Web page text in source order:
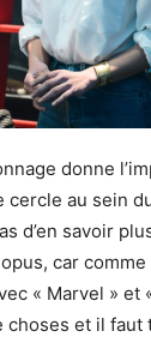
donne
cercle au sein
d’en savoir
opus, car
« Marvel » et
choses et il